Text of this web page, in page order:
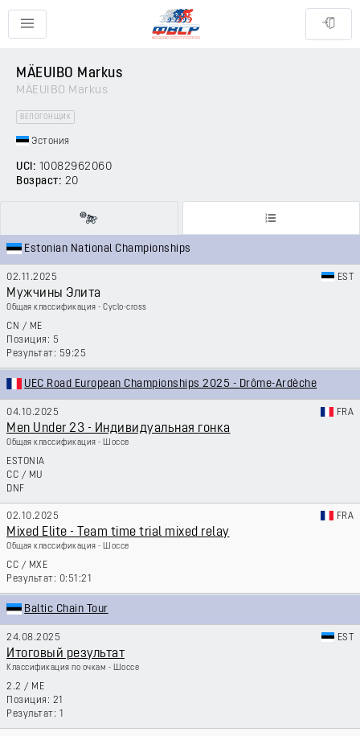
MÄEUIBO Markus
MÄEUIBO Markus
ВЕЛОГОНЩИК
Эстония
UCI: 10082962060
Возраст: 20
Estonian National Championships
02.11.2025 EST
Мужчины Элита
Общая классификация - Cyclo-cross
CN / ME
5
59:25
UEC Road European Championships 2025 - Drôme-Ardèche
04.10.2025 FRA
Men Under 23 - Индивидуальная гонка
Общая классификация - Шоссе
ESTONIA
CC / MU
DNF
02.10.2025 FRA
Mixed Elite - Team time trial mixed relay
Общая классификация - Шоссе
CC / MXE
0:51:21
Baltic Chain Tour
24.08.2025 EST
Итоговый результат
Классификация по очкам - Шоссе
2.2 / ME
21
1